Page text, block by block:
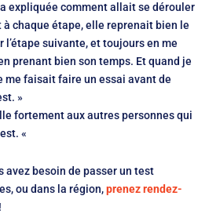
expliquée comment allait se dérouler
à chaque étape, elle reprenait bien le
l’étape suivante, et toujours en me
prenant bien son temps. Et quand je
me faisait faire un essai avant de
»
fortement aux autres personnes qui
«
avez besoin de passer un test
ou dans la région,prenez rendez-